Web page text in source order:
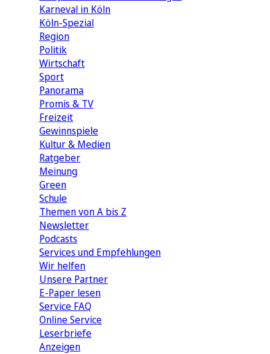
Karneval in Köln
Köln-Spezial
Region
Politik
Wirtschaft
Sport
Panorama
Promis & TV
Freizeit
Gewinnspiele
Kultur & Medien
Ratgeber
Meinung
Green
Schule
Themen von A bis Z
Newsletter
Podcasts
Services und Empfehlungen
Wir helfen
Unsere Partner
E-Paper lesen
Service FAQ
Online Service
Leserbriefe
Anzeigen